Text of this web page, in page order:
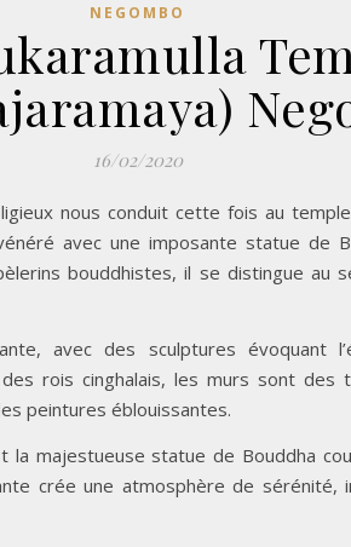
NEGOMBO
16/02/2020
nous conduit cette fois au temple
avec une imposante statue de
bouddhistes, il se distingue au
avec des sculptures évoquant
rois cinghalais, les murs sont des
peintures éblouissantes.
majestueuse statue de Bouddha
crée une atmosphère de sérénité,